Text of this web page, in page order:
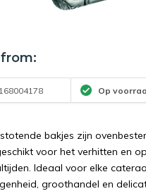
Op
bakjes zijn
voor het verhitten en
Ideaal voor elke
groothandel en